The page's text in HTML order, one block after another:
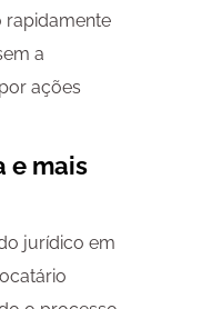
rapidamente
a
ações
e mais
jurídico em